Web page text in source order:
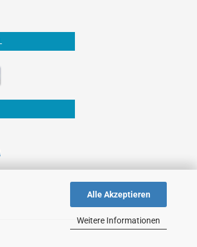
Alle Akzeptieren
Weitere Informationen